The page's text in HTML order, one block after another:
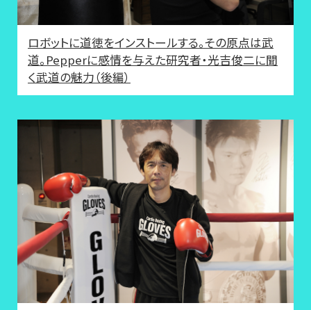
ロボットに道徳をインストールする。その原点は武
道。Pepperに感情を与えた研究者・光吉俊二に聞
く武道の魅力（後編）